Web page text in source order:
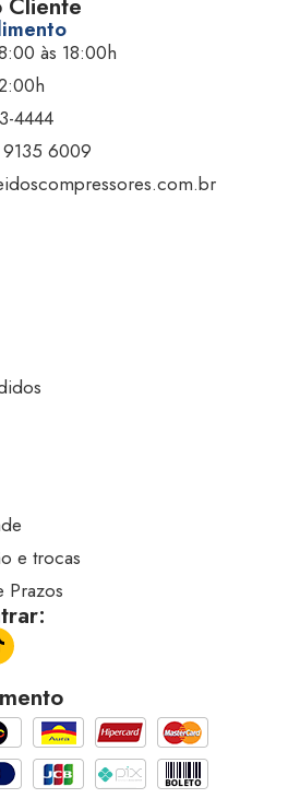
Cliente
às 18:00h
4444
6009
e trocas
Prazos